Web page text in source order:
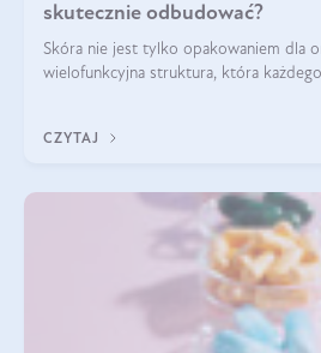
skutecznie odbudować?
Skóra nie jest tylko opakowaniem dla
wielofunkcyjna struktura, która
bariera hydrolipidowa.
CZYTAJ